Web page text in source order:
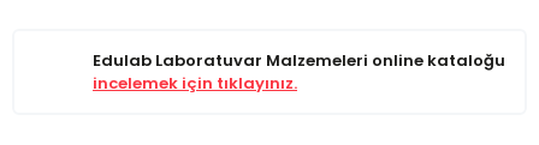
Edulab Laboratuvar Malzemeleri online kataloğu
incelemek için tıklayınız.